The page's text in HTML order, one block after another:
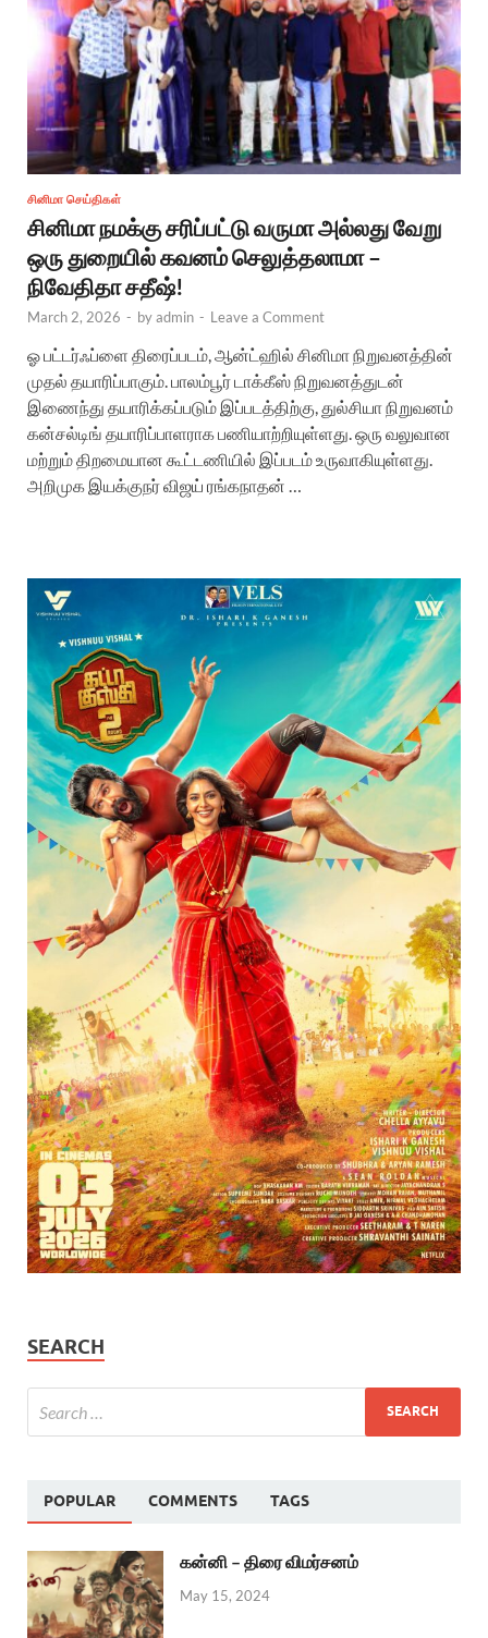
சினிமா செய்திகள்
சினிமா நமக்கு சரிப்பட்டு வருமா அல்லது வேறு
ஒரு துறையில் கவனம் செலுத்தலாமா –
நிவேதிதா சதீஷ்!
March 2, 2026 - byadmin - Leave a Comment
ஓ பட்டர்ஃப்ளை திரைப்படம், ஆன்ட்ஹில் சினிமா நிறுவனத்தின்
முதல் தயாரிப்பாகும். பாலம்பூர் டாக்கீஸ் நிறுவனத்துடன்
இணைந்து தயாரிக்கப்படும் இப்படத்திற்கு, துல்சியா நிறுவனம்
கன்சல்டிங் தயாரிப்பாளராக பணியாற்றியுள்ளது. ஒரு வலுவான
மற்றும் திறமையான கூட்டணியில் இப்படம் உருவாகியுள்ளது.
அறிமுக இயக்குநர் விஜய் ரங்கநாதன் …
SEARCH
POPULAR COMMENTS TAGS
கன்னி – திரை விமர்சனம்
May 15, 2024